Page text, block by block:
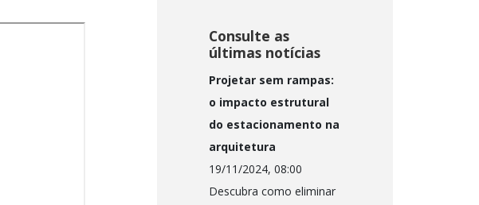
Consulte as
últimas notícias
Projetar sem rampas:
o impacto estrutural
do estacionamento na
arquitetura
19/11/2024, 08:00
Descubra como eliminar